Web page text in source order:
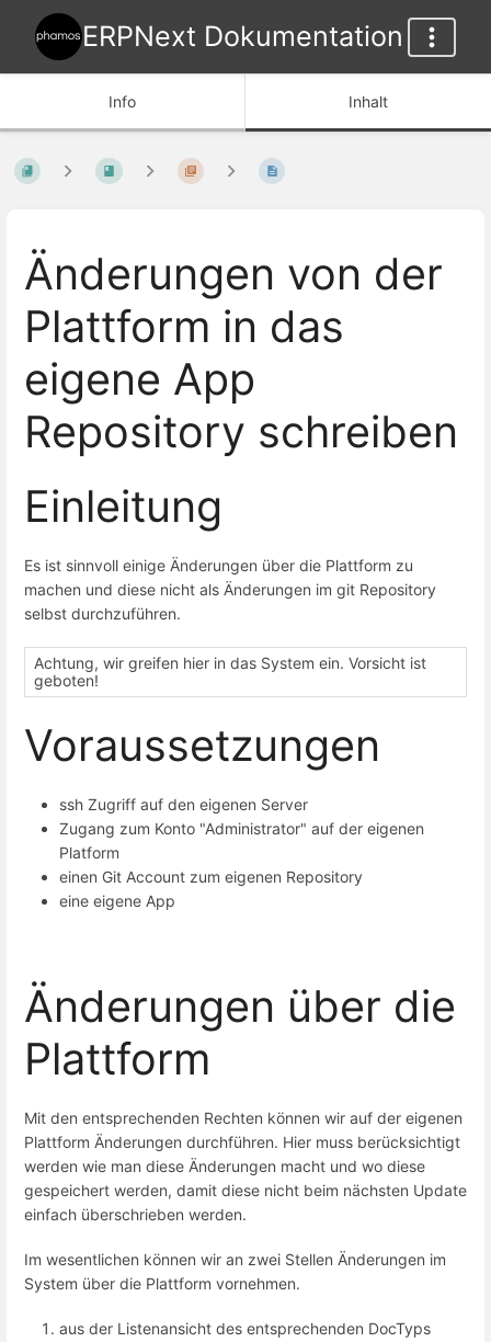
ERPNext Dokumentation
Info Inhalt
Änderungen von der
Plattform in das
eigene App
Repository schreiben
Einleitung
Es ist sinnvoll einige Änderungen über die Plattform zu
machen und diese nicht als Änderungen im git Repository
selbst durchzuführen.
Achtung, wir greifen hier in das System ein. Vorsicht ist
geboten!
Voraussetzungen
ssh Zugriff auf den eigenen Server
Zugang zum Konto "Administrator" auf der eigenen
Platform
einen Git Account zum eigenen Repository
eine eigene App
Änderungen über die
Plattform
Mit den entsprechenden Rechten können wir auf der eigenen
Plattform Änderungen durchführen. Hier muss berücksichtigt
werden wie man diese Änderungen macht und wo diese
gespeichert werden, damit diese nicht beim nächsten Update
einfach überschrieben werden.
Im wesentlichen können wir an zwei Stellen Änderungen im
System über die Plattform vornehmen.
aus der Listenansicht des entsprechenden DocTyps